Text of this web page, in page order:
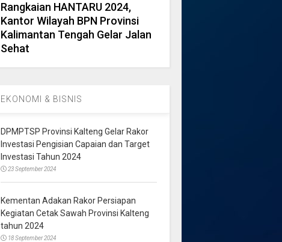
Rangkaian HANTARU 2024,
Kantor Wilayah BPN Provinsi
Kalimantan Tengah Gelar Jalan
Sehat
EKONOMI & BISNIS
DPMPTSP Provinsi Kalteng Gelar Rakor
Investasi Pengisian Capaian dan Target
Investasi Tahun 2024
23 September 2024
Kementan Adakan Rakor Persiapan
Kegiatan Cetak Sawah Provinsi Kalteng
tahun 2024
18 September 2024